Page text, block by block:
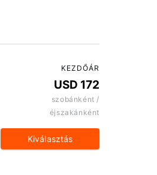
KEZDŐÁR
USD 172
szobánként /
éjszakánként
Kiválasztás